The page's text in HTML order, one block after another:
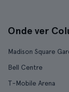
Onde ver
Madison Square
Bell Centre
T-Mobile Arena